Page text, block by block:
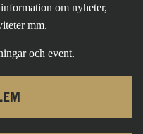
om nyheter,
mm.
och event.